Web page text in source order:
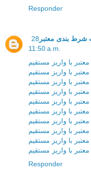
Responder
شرط بندی معتبر 28 de marzo de 2021 a las
11:50 a.m.
با واریز مستقیم
با واریز مستقیم
با واریز مستقیم
با واریز مستقیم
با واریز مستقیم
با واریز مستقیم
با واریز مستقیم
با واریز مستقیم
با واریز مستقیم
با واریز مستقیم
Responder